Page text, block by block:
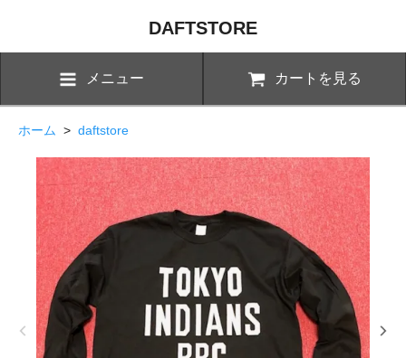
DAFTSTORE
メニュー カートを見る
ホーム > daftstore